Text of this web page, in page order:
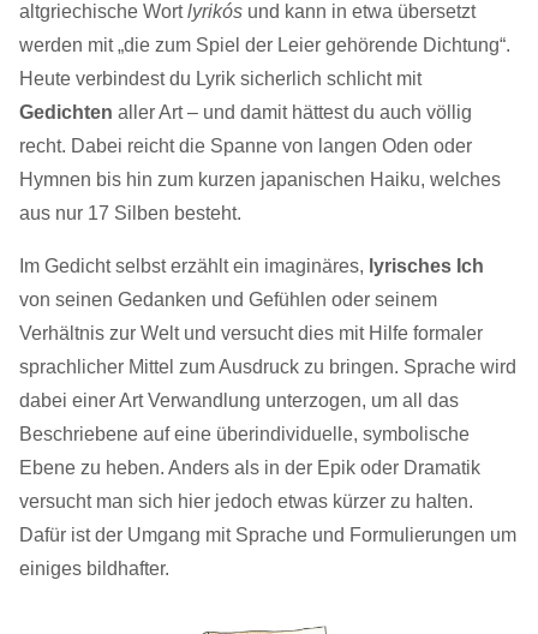
altgriechische Wortlyrikós und kann in etwa übersetzt
werden mit „die zum Spiel der Leier gehörende Dichtung“.
Heute verbindest du Lyrik sicherlich schlicht mit
Gedichten aller Art – und damit hättest du auch völlig
recht. Dabei reicht die Spanne von langen Oden oder
Hymnen bis hin zum kurzen japanischen Haiku, welches
aus nur 17 Silben besteht.
Im Gedicht selbst erzählt ein imaginäres, lyrisches Ich
von seinen Gedanken und Gefühlen oder seinem
Verhältnis zur Welt und versucht dies mit Hilfe formaler
sprachlicher Mittel zum Ausdruck zu bringen. Sprache wird
dabei einer Art Verwandlung unterzogen, um all das
Beschriebene auf eine überindividuelle, symbolische
Ebene zu heben. Anders als in der Epik oder Dramatik
versucht man sich hier jedoch etwas kürzer zu halten.
Dafür ist der Umgang mit Sprache und Formulierungen um
einiges bildhafter.